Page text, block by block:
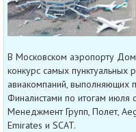
В Московском аэропорту
конкурс самых пунктуальных
авиакомпаний, выполняющих
Финалистами по итогам июля
Менеджмент Групп, Полет,
Emirates и SCAT.